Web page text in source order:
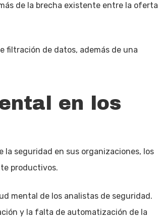
de la brecha existente entre la oferta
filtración de datos, además de una
en los
la seguridad en sus organizaciones, los
productivos.
mental de los analistas de seguridad.
y la falta de automatización de la